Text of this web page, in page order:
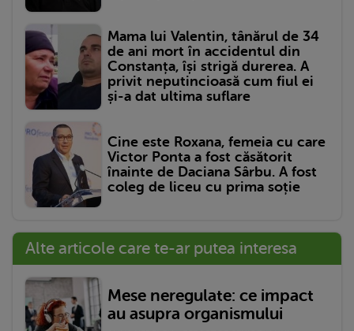
Mama lui Valentin, tânărul de 34
de ani mort în accidentul din
Constanța, își strigă durerea. A
privit neputincioasă cum fiul ei
și-a dat ultima suflare
Cine este Roxana, femeia cu care
Victor Ponta a fost căsătorit
înainte de Daciana Sârbu. A fost
coleg de liceu cu prima soție
Alte articole care te-ar putea interesa
Mese neregulate: ce impact
au asupra organismului